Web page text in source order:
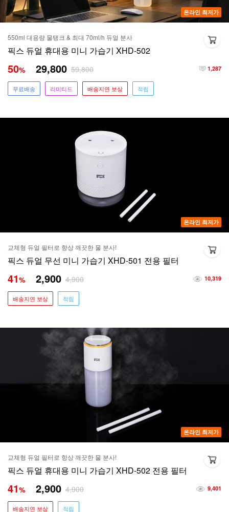
온라인 최저가
550ml 대용량 물탱크 & 최대 70ml/h 듀얼 분사
픽스 듀얼 휴대용 미니 가습기 XHD-502
1,287
50% 29,800 59,800
무료배송 리미티드 배송지연 보상 적립
온라인 최저가
교체형 듀얼 필터로 항상 깨끗한 물 분사!
픽스 듀얼 무선 미니 가습기 XHD-501 전용 필터
10,319
41% 2,900 4,900
배송지연 보상 적립
온라인 최저가
교체형 듀얼 필터로 항상 깨끗한 물 분사!
픽스 듀얼 휴대용 미니 가습기 XHD-502 전용 필터
9,401
41% 2,900 4,900
배송지연 보상 적립